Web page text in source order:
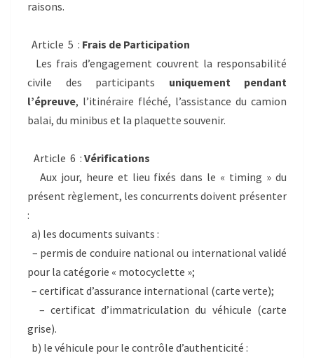
raisons.
Article 5 : Frais de Participation
Les frais d’engagement couvrent la responsabilité
civile des participants uniquement pendant
l’épreuve, l’itinéraire fléché, l’assistance du camion
balai, du minibus et la plaquette souvenir.
Article 6 : Vérifications
Aux jour, heure et lieu fixés dans le « timing » du
présent règlement, les concurrents doivent présenter
:
a) les documents suivants :
– permis de conduire national ou international validé
pour la catégorie « motocyclette »;
– certificat d’assurance international (carte verte);
– certificat d’immatriculation du véhicule (carte
grise).
b) le véhicule pour le contrôle d’authenticité :